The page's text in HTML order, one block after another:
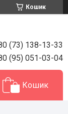
Кошик
(73) 138-13-33
(95) 051-03-04
Кошик